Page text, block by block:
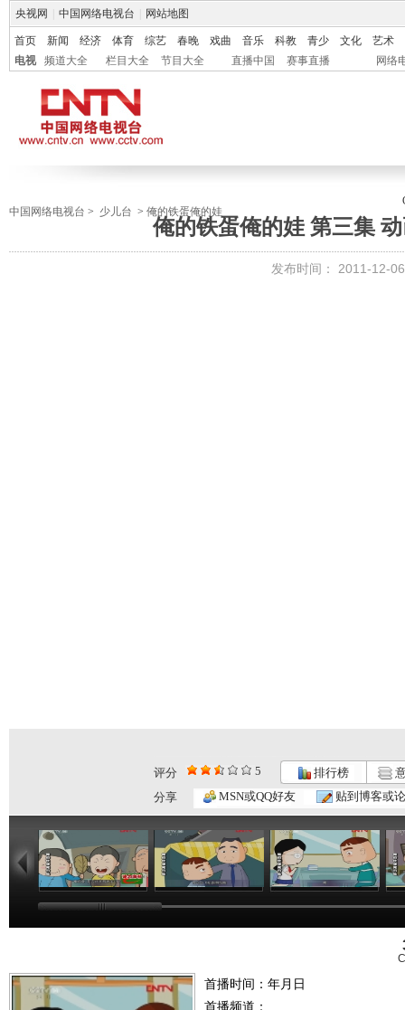
央视网 中国网络电视台 网站地图
首页 新闻 经济 体育 综艺 春晚 戏曲 音乐 科教 青少 文化
艺术
电视
频道大全 栏目大全 节目大全 直播中国 赛事直播 网络
中国网络电视台 > 少儿台 > 俺的铁蛋俺的娃
俺的铁蛋俺的娃 第三集 动
发布时间： 2011-12-
评分 5 排行榜
分享
MSN或QQ好友 贴到博客或
09:56
俺的铁蛋俺...
08:40
俺的铁蛋俺...
08:43
首播时间：年月日
首播频道：